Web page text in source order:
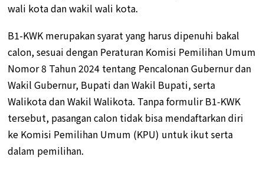
wali kota dan wakil wali kota.
B1-KWK merupakan syarat yang harus dipenuhi bakal
calon, sesuai dengan Peraturan Komisi Pemilihan Umum
Nomor 8 Tahun 2024 tentang Pencalonan Gubernur dan
Wakil Gubernur, Bupati dan Wakil Bupati, serta
Walikota dan Wakil Walikota. Tanpa formulir B1-KWK
tersebut, pasangan calon tidak bisa mendaftarkan diri
ke Komisi Pemilihan Umum (KPU) untuk ikut serta
dalam pemilihan.